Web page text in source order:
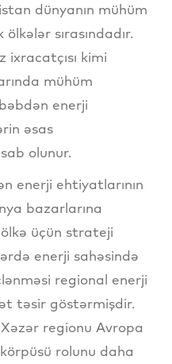
dünyanın mühüm
sırasındadır.
kimi
mühüm
enerji
əsas
olunur.
enerji ehtiyatlarının
bazarlarına
ölkə üçün strateji
enerji sahəsində
regional enerji
təsir göstərmişdir.
regionu Avropa
rolunu daha